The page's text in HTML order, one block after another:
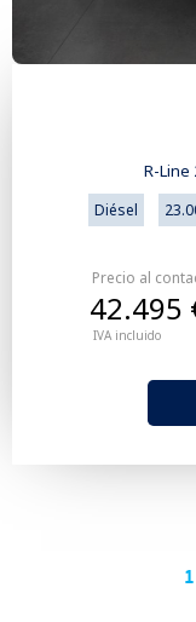
R-Line
Diésel
Precio al
IVA incluido
42.495
1